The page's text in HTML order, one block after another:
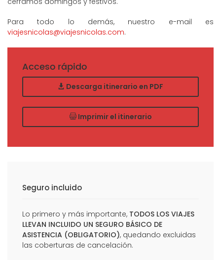
Para todo lo demás, nuestro e-mail es
viajesnicolas@viajesnicolas.com.
Acceso rápido
Descarga itinerario en PDF
Imprimir el itinerario
Seguro incluido
Lo primero y más importante, TODOS LOS VIAJES
LLEVAN INCLUIDO UN SEGURO BÁSICO DE
ASISTENCIA (OBLIGATORIO), quedando excluidas
las coberturas de cancelación.